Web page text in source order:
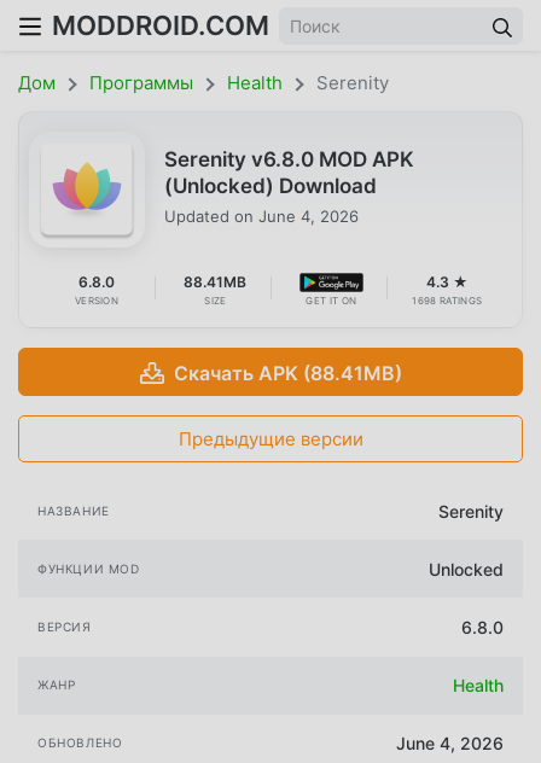
MODDROID.COM
Дом Программы Health Serenity
Serenity v6.8.0 MOD APK
(Unlocked) Download
Updated on June 4, 2026
6.8.0
VERSION
88.41MB
SIZE GET IT ON
4.3 ★
1698 RATINGS
Скачать APK (88.41MB)
Предыдущие версии
НАЗВАНИЕ Serenity
ФУНКЦИИ MOD Unlocked
ВЕРСИЯ 6.8.0
ЖАНР Health
ОБНОВЛЕНО June 4, 2026